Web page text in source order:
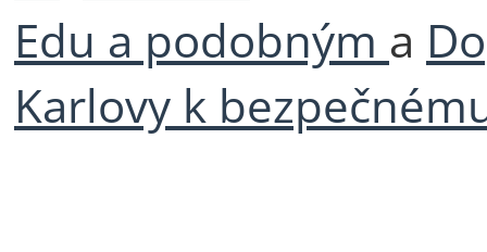
Edu a podobným a
Karlovy k